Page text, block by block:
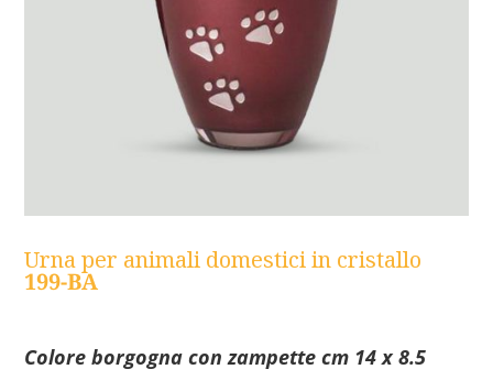
Urna per animali domestici in cristallo
199-BA
Colore borgogna con zampette cm 14 x 8.5